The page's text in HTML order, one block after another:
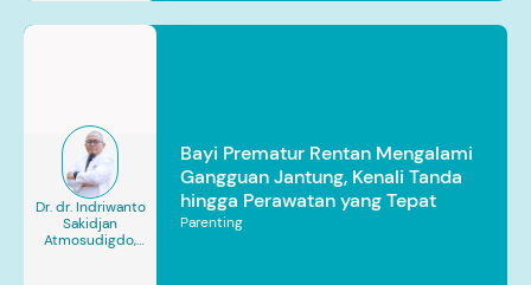
Dr. dr. Indriwanto
Sakidjan
Atmosudigdo,
Bayi Prematur Rentan Mengalami
Gangguan Jantung, Kenali Tanda
hingga Perawatan yang Tepat
Parenting